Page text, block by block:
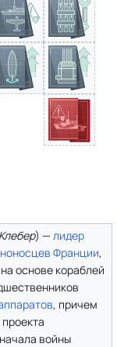
Клебер) — лидер
Франции,
основе кораблей
, причем
войны